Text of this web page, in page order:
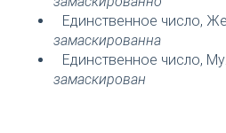
Единственное число,
замаскированна
Единственное число,
замаскирован